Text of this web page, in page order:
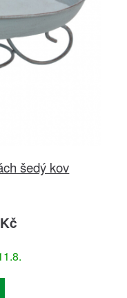
šedý kov